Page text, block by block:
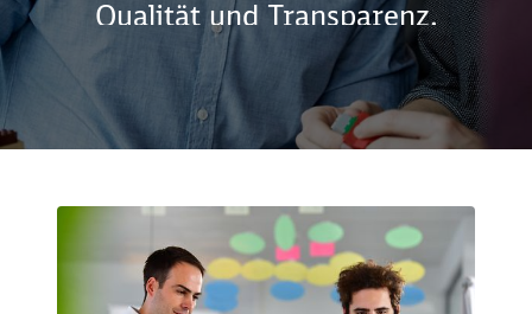
Qualität und Transparenz.